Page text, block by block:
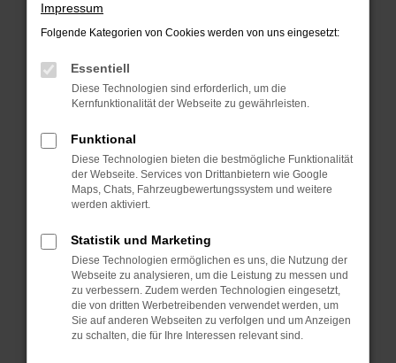
Überprüfe deine Firewall und deine
Laden andere Webseiten, zum Beispiel
deine Suchmaschine?
Manche Erweiterungen, wie Werbeblocker,
können das Laden bestimmter Seiten
verhindern. Funktioniert die Seite in einem
anderen Browser oder in einem privaten
Starte dein Gerät neu.
Das kann manchmal helfen,
vorübergehende Probleme zu beheben.
Stelle sicher, dass dein Browser und dein
Betriebssystem auf dem neuesten Stand
Impressum
Folgende Kategorien von Cookies werden von uns eingesetzt:
Essentiell
Diese Technologien sind erforderlich, um die
Kernfunktionalität der Webseite zu gewährleisten.
Funktional
Diese Technologien bieten die bestmögliche Funktionalität
der Webseite. Services von Drittanbietern wie Google
Maps, Chats, Fahrzeugbewertungssystem und weitere
werden aktiviert.
Statistik und Marketing
Diese Technologien ermöglichen es uns, die Nutzung der
Webseite zu analysieren, um die Leistung zu messen und
zu verbessern. Zudem werden Technologien eingesetzt,
die von dritten Werbetreibenden verwendet werden, um
Sie auf anderen Webseiten zu verfolgen und um Anzeigen
zu schalten, die für Ihre Interessen relevant sind.